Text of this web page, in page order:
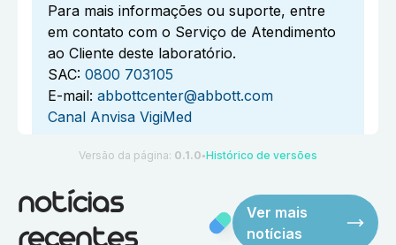
Para mais informações ou suporte, entre
em contato com o Serviço de Atendimento
ao Cliente deste laboratório.
SAC: 0800 703105
E-mail: abbottcenter@abbott.com
Canal Anvisa VigiMed
Versão da página: 0.1.0 ●Histórico de versões
notícias
Ver mais
notícias